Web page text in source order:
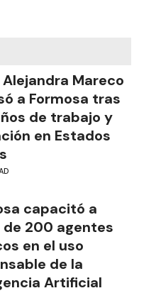
Mareco
a Formosa tras
de trabajo y
en Estados
capacitó a
200 agentes
en el uso
de la
Artificial